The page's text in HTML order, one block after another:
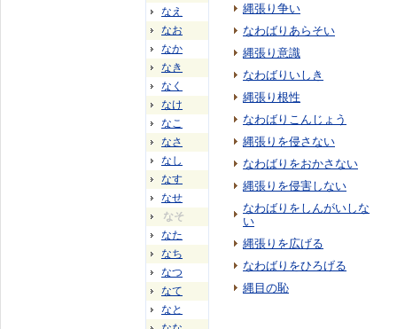
なえ
なお
なか
なき
なく
なけ
なこ
なさ
なし
なす
なせ
なそ
なた
なち
なつ
なて
なと
縄張り争い
なわばりあらそい
縄張り意識
なわばりいしき
縄張り根性
なわばりこんじょう
縄張りを侵さない
なわばりをおかさない
縄張りを侵害しない
なわばりをしんがいしな
い
縄張りを広げる
なわばりをひろげる
縄目の恥